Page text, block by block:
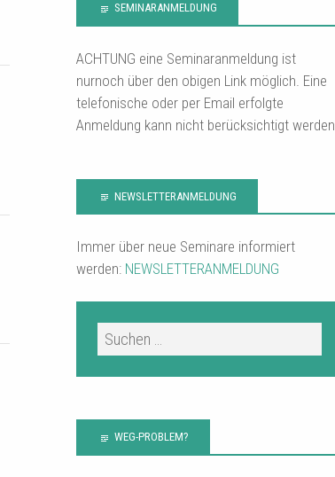
SEMINARANMELDUNG
ACHTUNG eine Seminaranmeldung ist
nurnoch über den obigen Link möglich. Eine
telefonische oder per Email erfolgte
Anmeldung kann nicht berücksichtigt werden.
NEWSLETTERANMELDUNG
Immer über neue Seminare informiert
werden: NEWSLETTERANMELDUNG
WEG-PROBLEM?